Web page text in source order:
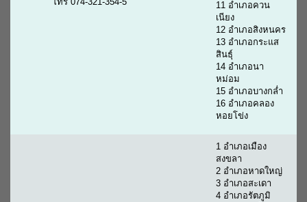
11 อำเภอควน
เนียง
12 อำเภอสิงหนคร
13 อำเภอกระแส
สินธุ์
14 อำเภอนา
หม่อม
15 อำเภอบางกล่ำ
16 อำเภอคลอง
หอยโข่ง
1 อำเภอเมือง
สงขลา
2 อำเภอหาดใหญ่
3 อำเภอสะเดา
4 อำเภอรัตภูมิ